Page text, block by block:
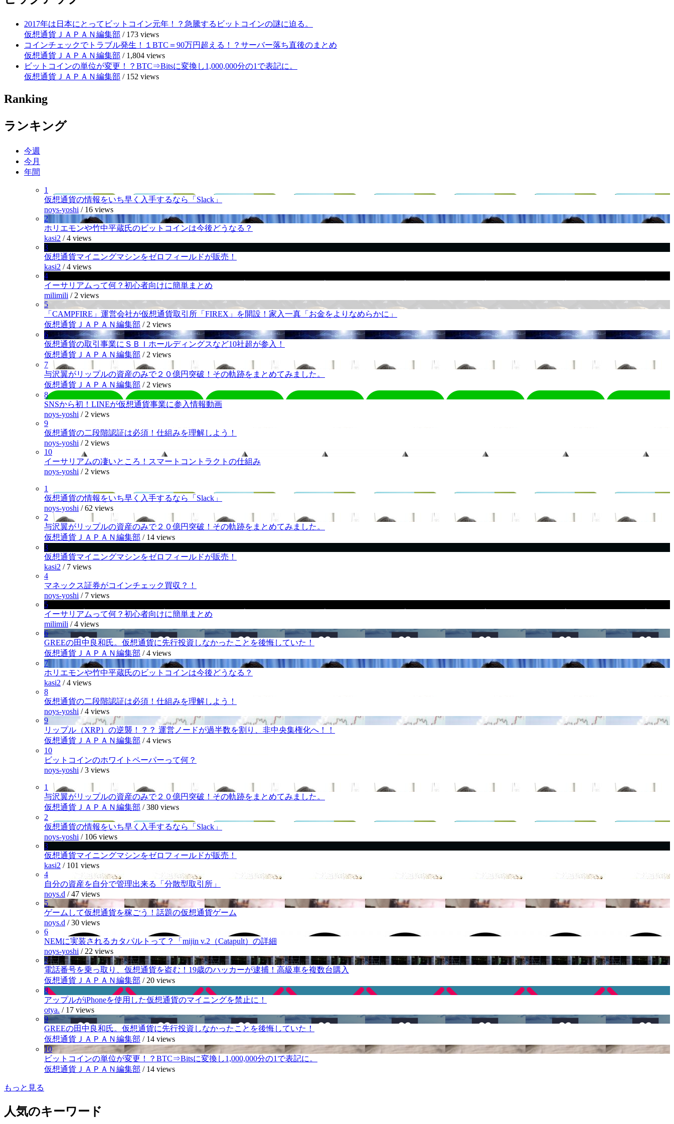
2017年は日本にとってビットコイン元年！？急騰するビットコインの謎に迫る。
仮想通貨ＪＡＰＡＮ編集部 / 173 views
コインチェックでトラブル発生！１BTC＝90万円超える！？サーバー落ち直後のまとめ
仮想通貨ＪＡＰＡＮ編集部 / 1,804 views
ビットコインの単位が変更！？BTC⇒Bitsに変換し1,000,000分の1で表記に。
仮想通貨ＪＡＰＡＮ編集部 / 152 views
Ranking
ランキング
今週
今月
年間
1
仮想通貨の情報をいち早く入手するなら「Slack」
noys-yoshi / 16 views
2
ホリエモンや竹中平蔵氏のビットコインは今後どうなる？
kasi2 /4 views
3
仮想通貨マイニングマシンをゼロフィールドが販売！
kasi2 /4 views
4
イーサリアムって何？初心者向けに簡単まとめ
milimili / 2 views
5
「CAMPFIRE」運営会社が仮想通貨取引所「FIREX」を開設！家入一真「お金をよりなめらかに」
仮想通貨ＪＡＰＡＮ編集部 / 2 views
6
仮想通貨の取引事業にＳＢＩホールディングスなど10社超が参入！
仮想通貨ＪＡＰＡＮ編集部 / 2 views
7
与沢翼がリップルの資産のみで２０億円突破！その軌跡をまとめてみました。
仮想通貨ＪＡＰＡＮ編集部 / 2 views
8
SNSから初！LINEが仮想通貨事業に参入情報動画
noys-yoshi / 2 views
9
仮想通貨の二段階認証は必須！仕組みを理解しよう！
noys-yoshi / 2 views
10
イーサリアムの凄いところ！スマートコントラクトの仕組み
noys-yoshi / 2 views
1
仮想通貨の情報をいち早く入手するなら「Slack」
noys-yoshi /62 views
2
与沢翼がリップルの資産のみで２０億円突破！その軌跡をまとめてみました。
仮想通貨ＪＡＰＡＮ編集部 / 14 views
3
仮想通貨マイニングマシンをゼロフィールドが販売！
kasi2 / 7 views
4
マネックス証券がコインチェック買収？！
noys-yoshi / 7 views
5
イーサリアムって何？初心者向けに簡単まとめ
milimili /4 views
6
GREEの田中良和氏。仮想通貨に先行投資しなかったことを後悔していた！
仮想通貨ＪＡＰＡＮ編集部 /4 views
7
ホリエモンや竹中平蔵氏のビットコインは今後どうなる？
kasi2 /4 views
8
仮想通貨の二段階認証は必須！仕組みを理解しよう！
noys-yoshi /4 views
9
リップル（XRP）の逆襲！？？ 運営ノードが過半数を割り、非中央集権化へ！！
仮想通貨ＪＡＰＡＮ編集部 /4 views
10
ビットコインのホワイトペーパーって何？
noys-yoshi /3 views
1
与沢翼がリップルの資産のみで２０億円突破！その軌跡をまとめてみました。
仮想通貨ＪＡＰＡＮ編集部 /380 views
2
仮想通貨の情報をいち早く入手するなら「Slack」
noys-yoshi / 106 views
3
仮想通貨マイニングマシンをゼロフィールドが販売！
kasi2 / 101 views
4
自分の資産を自分で管理出来る「分散型取引所」
noys.d /47 views
5
ゲームして仮想通貨を稼ごう！話題の仮想通貨ゲーム
noys.d /30 views
6
NEMに実装されるカタパルトって？「mijin v.2（Catapult）の詳細
noys-yoshi / 22 views
7
電話番号を乗っ取り、仮想通貨を盗む！19歳のハッカーが逮捕！高級車を複数台購入
仮想通貨ＪＡＰＡＮ編集部 / 20 views
8
アップルがiPhoneを使用した仮想通貨のマイニングを禁止に！
otya. / 17 views
9
GREEの田中良和氏。仮想通貨に先行投資しなかったことを後悔していた！
仮想通貨ＪＡＰＡＮ編集部 / 14 views
10
ビットコインの単位が変更！？BTC⇒Bitsに変換し1,000,000分の1で表記に。
仮想通貨ＪＡＰＡＮ編集部 / 14 views
もっと見る
人気のキーワード